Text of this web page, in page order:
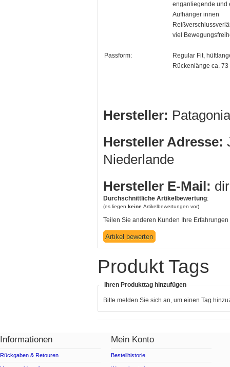
enganliegende und
Aufhänger innen
viel
Passform:
Regular Fit,
Rückenlänge ca.
Hersteller:
Hersteller Adresse:
Niederlande
Hersteller E-Mail:
Durchschnittliche Artikelbewertung:
(es liegen keine Artikelbewertungen vor)
Teilen Sie anderen Kunden Ihre Erfahrungen
Produkt Tags
Ihren Produkttag hinzufügen
Bitte melden Sie sich an, um einen Tag
Informationen
Rückgaben & Retouren
Mein Konto
Bestellhistorie